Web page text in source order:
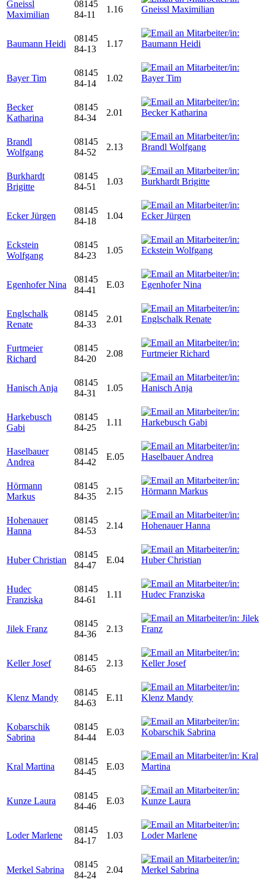
Gneissl
Maximilian
08145
84-11
1.16
Baumann Heidi
08145
84-13
1.17
Bayer Tim
08145
84-14
1.02
Becker
Katharina
08145
84-34
2.01
Brandl
Wolfgang
08145
84-52
2.13
Burkhardt
Brigitte
08145
84-51
1.03
Ecker Jürgen
08145
84-18
1.04
Eckstein
Wolfgang
08145
84-23
1.05
Egenhofer Nina
08145
84-41
E.03
Englschalk
Renate
08145
84-33
2.01
Furtmeier
Richard
08145
84-20
2.08
Hanisch Anja
08145
84-31
1.05
Harkebusch
Gabi
08145
84-25
1.11
Haselbauer
Andrea
08145
84-42
E.05
Hörmann
Markus
08145
84-35
2.15
Hohenauer
Hanna
08145
84-53
2.14
Huber Christian
08145
84-47
E.04
Hudec
Franziska
08145
84-61
1.11
Jilek Franz
08145
84-36
2.13
Keller Josef
08145
84-65
2.13
Klenz Mandy
08145
84-63
E.11
Kobarschik
Sabrina
08145
84-44
E.03
Kral Martina
08145
84-45
E.03
Kunze Laura
08145
84-46
E.03
Loder Marlene
08145
84-17
1.03
Merkel Sabrina
08145
84-24
2.04